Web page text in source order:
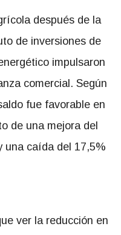
después de la
de inversiones de
impulsaron
comercial. Según
fue favorable en
de una mejora del
una caída del 17,5%
ver la reducción en